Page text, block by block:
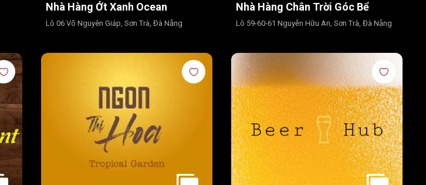
Nhà Hàng Ớt Xanh Ocean
Lô 06 Võ Nguyên Giáp, Sơn Trà, Đà Nẵng
Nhà Hàng Chân Trời Góc Bể
Lô 59-60-61 Nguyễn Hữu An, Sơn Trà, Đà Nẵng